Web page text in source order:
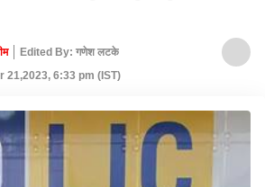
Edited By: गणेश लटके
21,2023, 6:33 pm (IST)